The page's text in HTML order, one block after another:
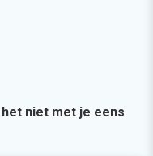
niet met je eens